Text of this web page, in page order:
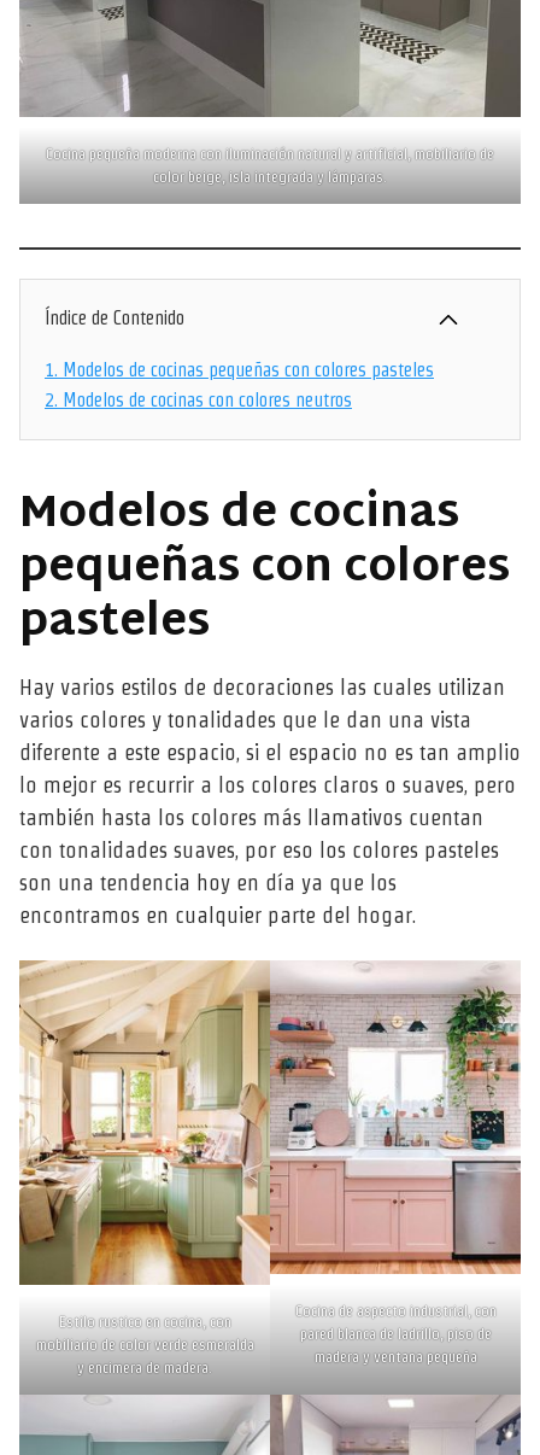
Cocina pequeña moderna con iluminación natural y artificial, mobiliario de
color beige, isla integrada y lámparas.
Índice de Contenido
1. Modelos de cocinas pequeñas con colores pasteles
2. Modelos de cocinas con colores neutros
Modelos de cocinas
pequeñas con colores
pasteles
Hay varios estilos de decoraciones las cuales utilizan
varios colores y tonalidades que le dan una vista
diferente a este espacio, si el espacio no es tan amplio
lo mejor es recurrir a los colores claros o suaves, pero
también hasta los colores más llamativos cuentan
con tonalidades suaves, por eso los colores pasteles
son una tendencia hoy en día ya que los
encontramos en cualquier parte del hogar.
Estilo rustico en cocina, con
mobiliario de color verde esmeralda
y encimera de madera.
Cocina de aspecto industrial, con
pared blanca de ladrillo, piso de
madera y ventana pequeña